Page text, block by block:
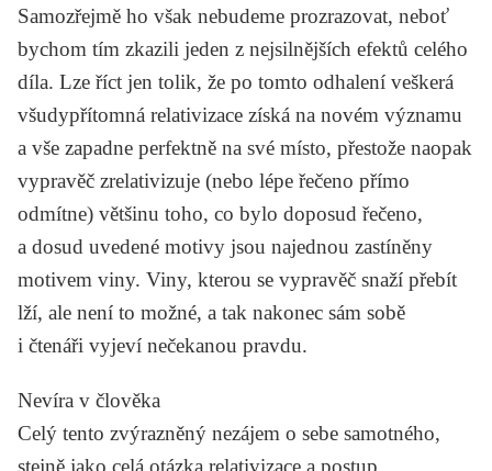
Samozřejmě ho však nebudeme prozrazovat, neboť
bychom tím zkazili jeden z nejsilnějších efektů celého
díla. Lze říct jen tolik, že po tomto odhalení veškerá
všudypřítomná relativizace získá na novém významu
a vše zapadne perfektně na své místo, přestože naopak
vypravěč zrelativizuje (nebo lépe řečeno přímo
odmítne) většinu toho, co bylo doposud řečeno,
a dosud uvedené motivy jsou najednou zastíněny
motivem viny. Viny, kterou se vypravěč snaží přebít
lží, ale není to možné, a tak nakonec sám sobě
i čtenáři vyjeví nečekanou pravdu.
Nevíra v člověka
Celý tento zvýrazněný nezájem o sebe samotného,
stejně jako celá otázka relativizace a postup